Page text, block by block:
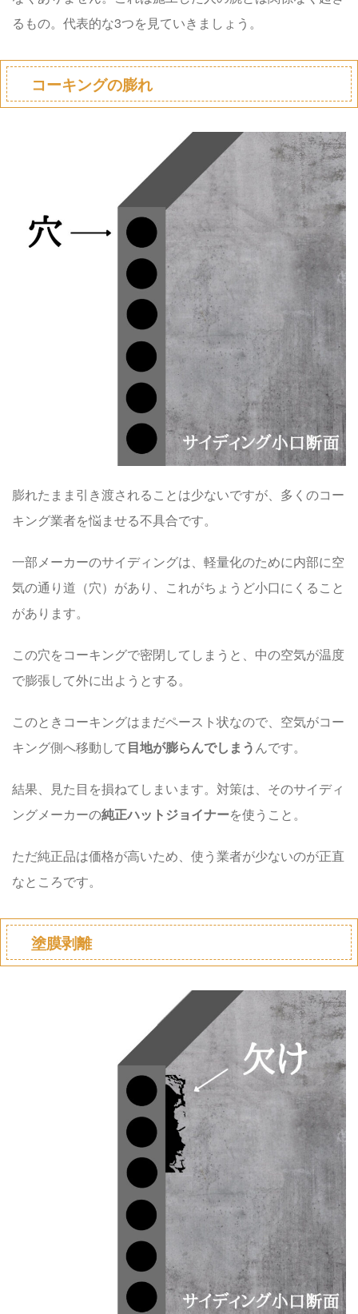
るもの。代表的な3つを見ていきましょう。
コーキングの膨れ
膨れたまま引き渡されることは少ないですが、多くのコー
キング業者を悩ませる不具合です。
一部メーカーのサイディングは、軽量化のために内部に空
気の通り道（穴）があり、これがちょうど小口にくること
があります。
この穴をコーキングで密閉してしまうと、中の空気が温度
で膨張して外に出ようとする。
このときコーキングはまだペースト状なので、空気がコー
キング側へ移動して目地が膨らんでしまうんです。
結果、見た目を損ねてしまいます。対策は、そのサイディ
ングメーカーの純正ハットジョイナーを使うこと。
ただ純正品は価格が高いため、使う業者が少ないのが正直
なところです。
塗膜剥離